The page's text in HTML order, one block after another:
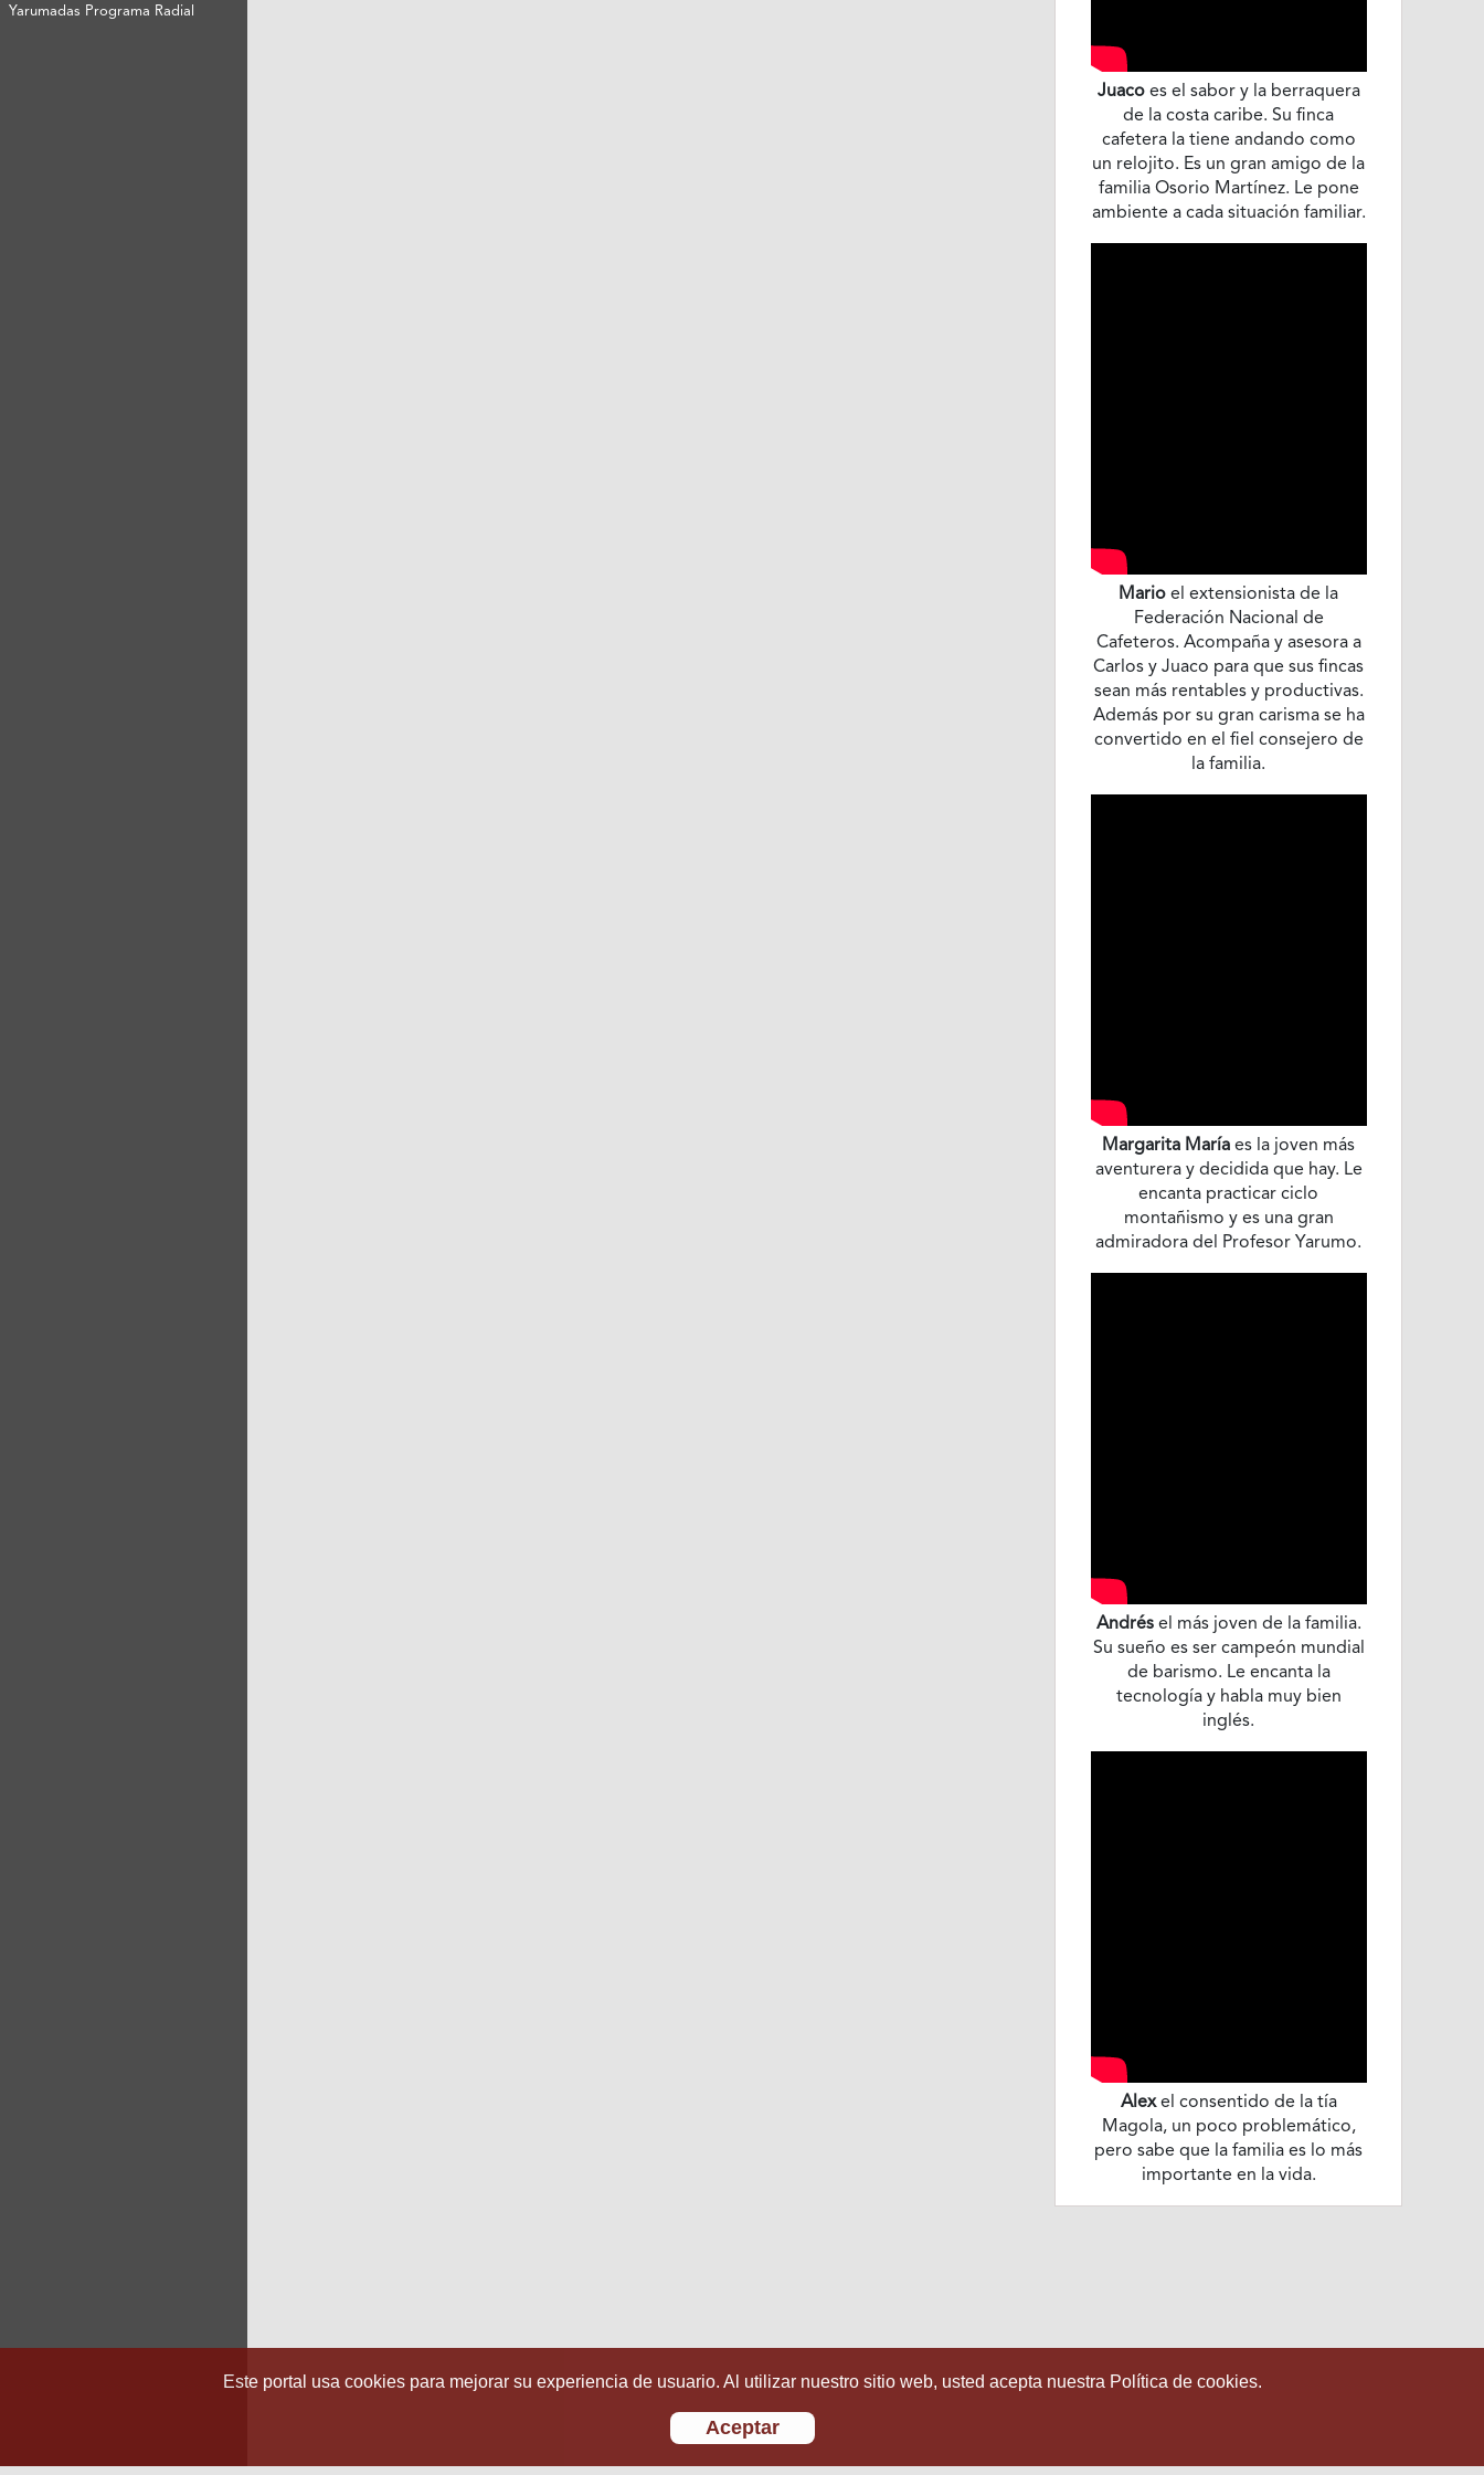
Yarumadas Programa Radial
Juacoes el sabor y la berraquera
de la costa caribe. Su finca
cafetera la tiene andando como
un relojito. Es un gran amigo de la
familia Osorio Martínez. Le pone
ambiente a cada situación familiar.
Mario el extensionista de la
Federación Nacional de
Cafeteros. Acompaña y asesora a
Carlos y Juaco para que sus fincas
sean más rentables y productivas.
Además por su gran carisma se ha
convertido en el fiel consejero de
la familia.
Margarita María es la joven más
aventurera y decidida que hay. Le
encanta practicar ciclo
montañismo y es una gran
admiradora del Profesor Yarumo.
Andrésel más joven de la familia.
Su sueño es ser campeón mundial
de barismo. Le encanta la
tecnología y habla muy bien
inglés.
Alexel consentido de la tía
Magola, un poco problemático,
pero sabe que la familia es lo más
importante en la vida.
Este portal usa cookies para mejorar su experiencia de usuario. Al utilizar nuestro sitio web, usted acepta nuestra Política de cookies.
Aceptar